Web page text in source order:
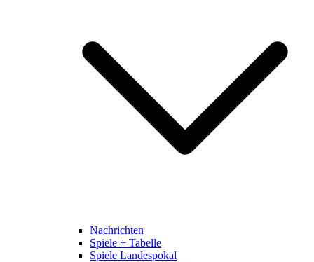
Nachrichten
Spiele + Tabelle
Spiele Landespokal